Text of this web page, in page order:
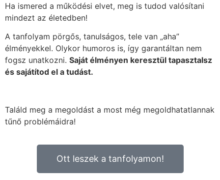
Ha ismered a működési elvet, meg is tudod valósítani
mindezt az életedben!
A tanfolyam pörgős, tanulságos, tele van „aha”
élményekkel. Olykor humoros is, így garantáltan nem
fogsz unatkozni. Saját élményen keresztül tapasztalsz
és sajátítod el a tudást.
Találd meg a megoldást a most még megoldhatatlannak
tűnő problémáidra!
Ott leszek a tanfolyamon!